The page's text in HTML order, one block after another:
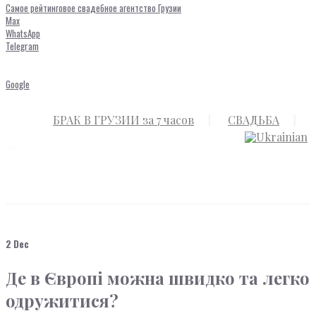
Самое рейтинговое свадебное агентство Грузии
Max
WhatsApp
Telegram
Google
БРАК В ГРУЗИИ за 7 часов СВАДЬБА
2 Dec
Де в Європі можна швидко та легко
одружитися?